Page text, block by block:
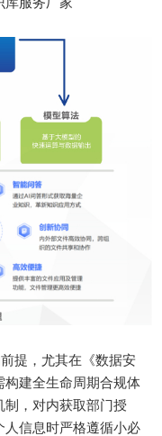
提，尤其在《数据安
建全生命周期合规体
制，对内获取部门授
信息时严格遵循小必